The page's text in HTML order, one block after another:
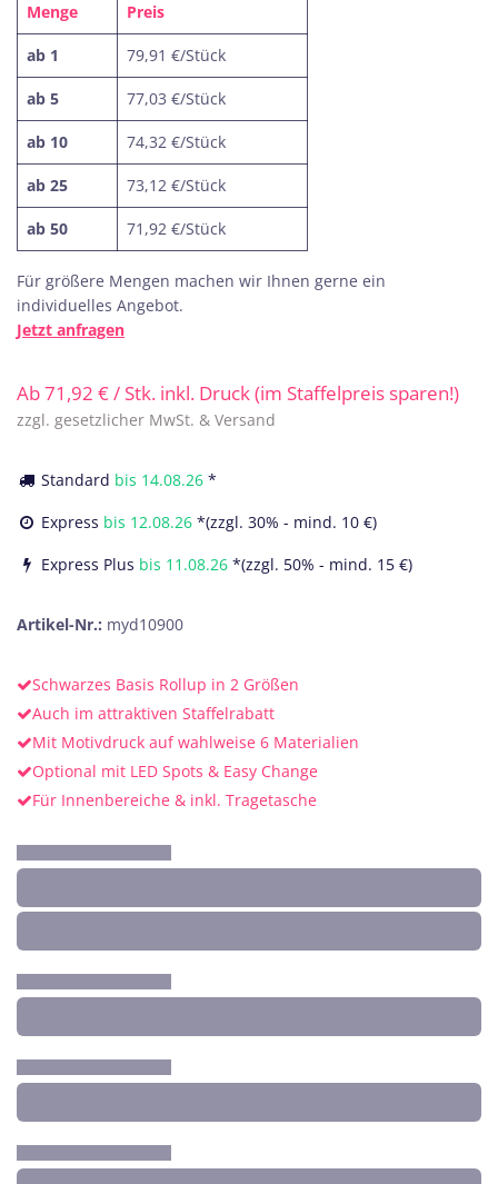
Menge Preis
ab 1 79,91 €/Stück
ab 5 77,03 €/Stück
ab 10 74,32 €/Stück
ab 25 73,12 €/Stück
ab 50 71,92 €/Stück
Für größere Mengen machen wir Ihnen gerne ein
individuelles Angebot.
Jetzt anfragen
Ab71,92 €/ Stk. inkl. Druck (im Staffelpreis sparen!)
zzgl. gesetzlicher MwSt. & Versand
Standard bis 14.08.26 *
Express bis 12.08.26 *(zzgl. 30% - mind. 10 €)
Express Plus bis 11.08.26 *(zzgl. 50% - mind. 15 €)
Artikel-Nr.: myd10900
Schwarzes Basis Rollup in 2 Größen
Auch im attraktiven Staffelrabatt
Mit Motivdruck auf wahlweise 6 Materialien
Optional mit LED Spots & Easy Change
Für Innenbereiche & inkl. Tragetasche